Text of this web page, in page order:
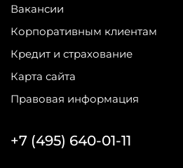
Вакансии
Корпоративным клиентам
Кредит и страхование
Карта сайта
Правовая информация
+7 (495) 640-01-11